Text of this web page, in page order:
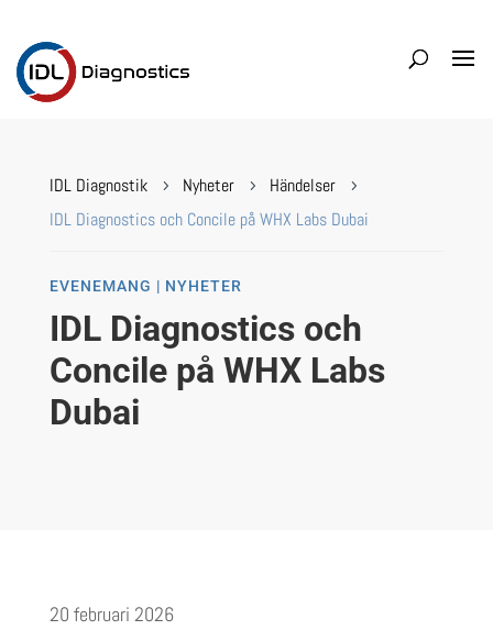
IDL Diagnostik 5 Nyheter 5 Händelser 5
IDL Diagnostics och Concile på WHX Labs Dubai
EVENEMANG | NYHETER
IDL Diagnostics och
Concile på WHX Labs
Dubai
20 februari 2026